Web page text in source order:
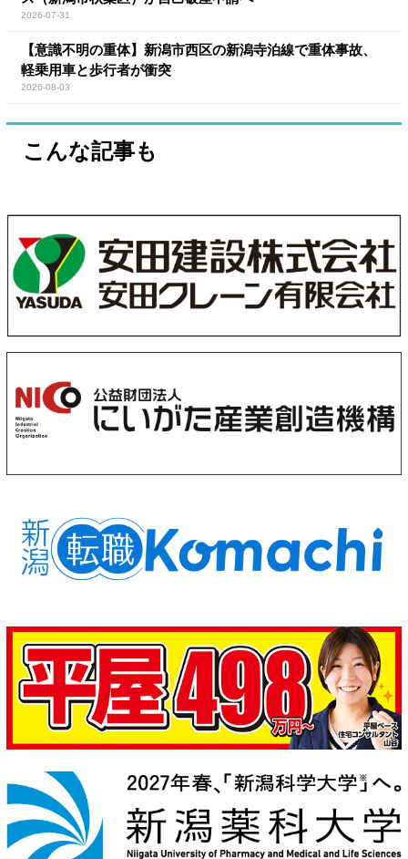
2026-07-31
【意識不明の重体】新潟市西区の新潟寺泊線で重体事故、
軽乗用車と歩行者が衝突
2026-08-03
こんな記事も